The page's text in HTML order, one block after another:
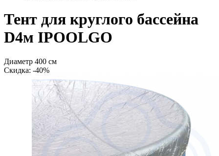
Тент для круглого бассейна
D4м IPOOLGO
Диаметр 400 см
Cкидка: -40%